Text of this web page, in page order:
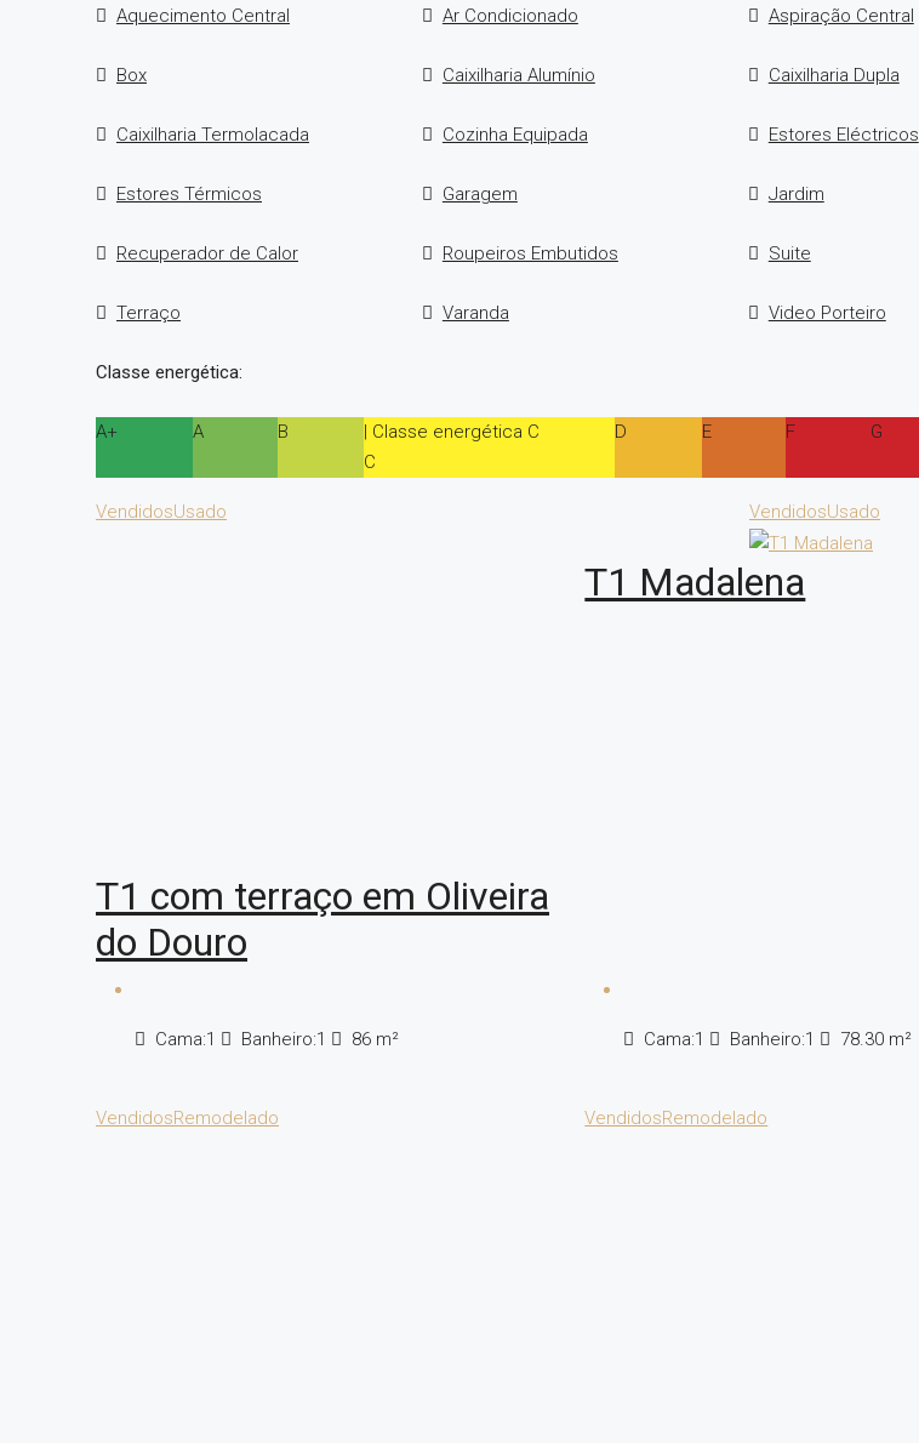
Aquecimento Central Ar Condicionado Aspiração Central
Box Caixilharia Alumínio Caixilharia Dupla
Caixilharia Termolacada Cozinha Equipada Estores Eléctricos
Estores Térmicos Garagem Jardim
Recuperador de Calor Roupeiros Embutidos Suite
Terraço Varanda Video Porteiro
Classe energética:
A+ A B
| Classe energética C
C
D E F G
VendidosUsado
T1 com terraço em Oliveira
do Douro
Cama:1 Banheiro:1 86 m²
VendidosUsado
T1 Madalena
Cama:1 Banheiro:1 78.30 m²
VendidosRemodelado VendidosRemodelado